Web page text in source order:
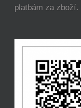
platbám za zboží.